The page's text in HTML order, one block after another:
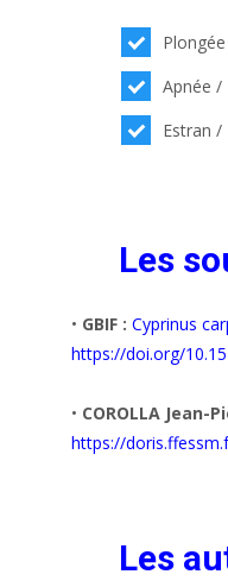
Apnée /
Estran /
Les
• GBIF : Cyprinus
https://doi.org/
• COROLLA Jean-
https://
Les